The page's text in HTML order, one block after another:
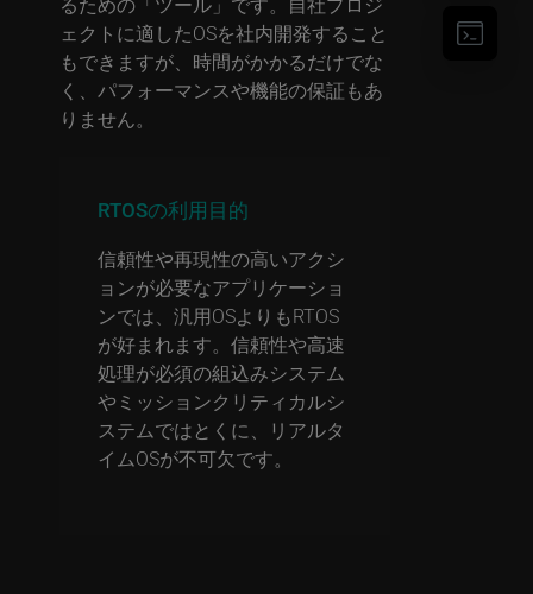
ェクトに適したOSを社内開発すること
もできますが、時間がかかるだけでな
く、パフォーマンスや機能の保証もあ
りません。
RTOSの利用目的
信頼性や再現性の高いアクシ
ョンが必要なアプリケーショ
ンでは、汎用OSよりもRTOS
が好まれます。信頼性や高速
処理が必須の組込みシステム
やミッションクリティカルシ
ステムではとくに、リアルタ
イムOSが不可欠です。